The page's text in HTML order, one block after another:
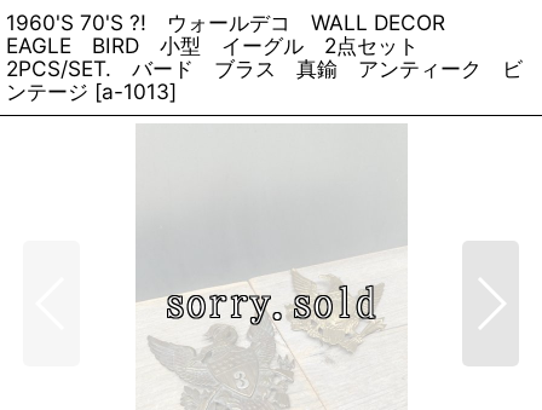
1960'S 70'S ?! ウォールデコ WALL DECOR
EAGLE BIRD 小型 イーグル 2点セット
2PCS/SET. バード ブラス 真鍮 アンティーク ビ
ンテージ [a-1013]